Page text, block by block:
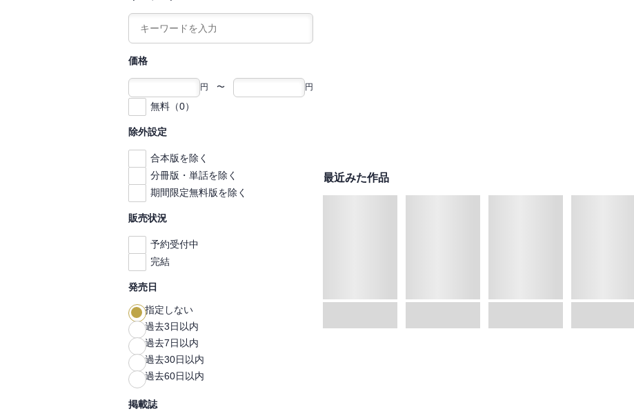
価格
円 〜 円
無料（0）
除外設定
合本版を除く
分冊版・単話を除く
期間限定無料版を除く
販売状況
予約受付中
完結
発売日
指定しない
過去3日以内
過去7日以内
過去30日以内
過去60日以内
掲載誌
最近みた作品